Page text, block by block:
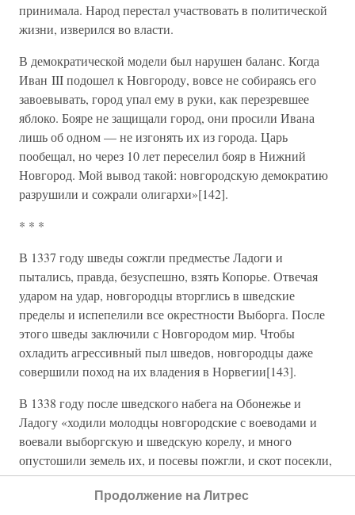
принимала. Народ перестал участвовать в политической
жизни, изверился во власти.
В демократической модели был нарушен баланс. Когда
Иван III подошел к Новгороду, вовсе не собираясь его
завоевывать, город упал ему в руки, как перезревшее
яблоко. Бояре не защищали город, они просили Ивана
лишь об одном — не изгонять их из города. Царь
пообещал, но через 10 лет переселил бояр в Нижний
Новгород. Мой вывод такой: новгородскую демократию
разрушили и сожрали олигархи»[142].
* * *
В 1337 году шведы сожгли предместье Ладоги и
пытались, правда, безуспешно, взять Копорье. Отвечая
ударом на удар, новгородцы вторглись в шведские
пределы и испепелили все окрестности Выборга. После
этого шведы заключили с Новгородом мир. Чтобы
охладить агрессивный пыл шведов, новгородцы даже
совершили поход на их владения в Норвегии[143].
В 1338 году после шведского набега на Обонежье и
Ладогу «ходили молодцы новгородские с воеводами и
воевали выборгскую и шведскую корелу, и много
опустошили земель их, и посевы пожгли, и скот посекли,
и возвратились все здоровы с полоном» («ходиша
молодци новгородстеи с воеводами и воеваша
Продолжение на Литрес